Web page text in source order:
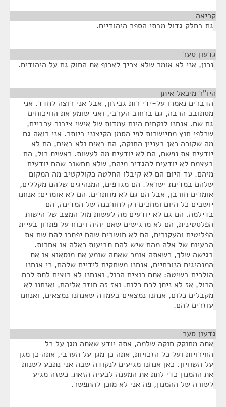
קריאה
גם בחלק גדול מבתי הספר היהודיים.
גדעון סער
נכון, אני לא אומר שלא צריך לאכוף את החוק גם על היהודים.
היו"ר מיכאל איתן
הדברים נאמרו על-ידי רות גביזון, אבל אני רוצה לחדד. אני
מסתובב הרבה, גם ברחוב הערבי, ואני שומע את הוויכוחים
גם שם. אנחנו לוקחים היום עמדות של אישי ציבור ערביים,
שכלפי חוץ מתיישרות לפי הסמן הקיצוני ביותר. אני רואה גם
מה שקורה כאן בעניין החוקה, הם באים ולא באים, הם לא
יודעים את נפשם, הם לא יודעים מה לעשות. ראשית כול, הם
בעצמם לא יודעים להגדיר מיהם, שלא תחשוב שהם יודעים
מיהם. עד היום הם לא קיבלו החלטה כקולקטיב מה המקום
שלהם במדינת ישראל. הם מגדפים, המנהיגים שלהם מקללים,
אומרים חורבן, אבל הם גם לא מוותרים. הם לא אומרים: אנחנו
יושבים כל היום ומחכים רק לחורבנה של המדינה, הם
בדילמה. הם גם לא יודעים מה לעשות מול המצב של הישות
הפלסטינית, הם לא מרגישים שאם יהיה ויכוח על פתרון בעיית
הפליטים והעקורים, הם לא חושבים שהם יפתרו להם שם את
הבעיות של אלה מהם שיש להם תביעות כאלה או אחרות.
בגישה שלך, כשאתה אומר שאתה שומע את מוסאוא או את
המנהיגים הנוכחיים, אנחנו משחקים לידיים שלהם, כי אנחנו
הולכים בשיטה: אתם רוצים הכול, ואנחנו לא רוצים לתת לכם
הכול, אז לא ניתן לכם כלום. ואז זה חוזר אליהם, ואנחנו לא
מקבלים כלום, אנחנו נמצאים בעמדה שאנחנו נמצאים, ואנחנו
עוזרים להם.
גדעון סער
אתה מחוקק חוקה שלמה, אתה יודע שאתה מגן על כל
החירויות ועל כל הזכויות, אתה כן מגן על הערבי, אתה כן מגן
על השוויון. כאן אנחנו מגיעים לנקודה שבה אני נתבע לשנות
את ההמנון כדי לתת את המענה לבעיה הזאת. כשזה מגיע
לשורה של ההמנון, פה אני לא מוכן להתפשר.